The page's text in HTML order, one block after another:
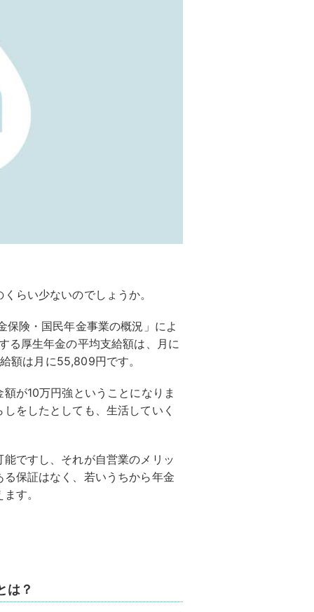
らい少ないのでしょうか。
険・国民年金事業の概況」によ
る厚生年金の平均支給額は、月に
額は月に55,809円です。
が10万円強ということになりま
をしたとしても、生活していく
ですし、それが自営業のメリッ
保証はなく、若いうちから年金
す。
は？